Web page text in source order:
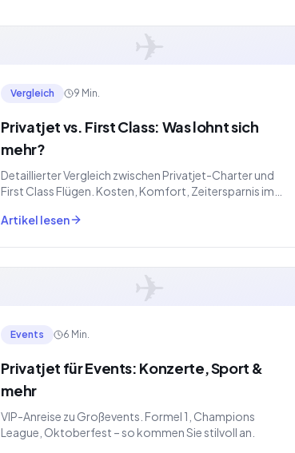
✈
Vergleich 9 Min.
Privatjet vs. First Class: Was lohnt sich
mehr?
Detaillierter Vergleich zwischen Privatjet-Charter und
First Class Flügen. Kosten, Komfort, Zeitersparnis im
Artikel lesen
✈
Events 6 Min.
Privatjet für Events: Konzerte, Sport &
mehr
VIP-Anreise zu Großevents. Formel 1, Champions
League, Oktoberfest – so kommen Sie stilvoll an.